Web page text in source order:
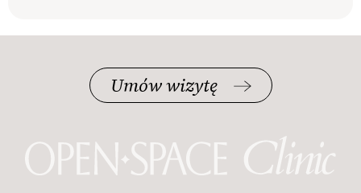
Umów wizytę